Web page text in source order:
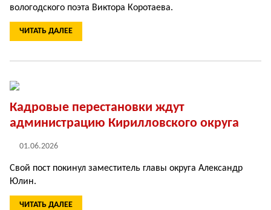
вологодского поэта Виктора Коротаева.
ЧИТАТЬ ДАЛЕЕ
Кадровые перестановки ждут
администрацию Кирилловского округа
01.06.2026
Свой пост покинул заместитель главы округа Александр
Юлин.
ЧИТАТЬ ДАЛЕЕ